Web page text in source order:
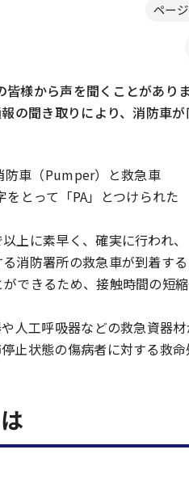
ペー
様から声を聞くことがあり
聞き取りにより、消防車が
防車（Pumper）と救急車
とって「PA」とつけられた
上に素早く、確実に行われ、
消防署所の救急車が到着する
できるため、接触時間の短
人工呼吸器などの救急資器
状態の傷病者に対する救命